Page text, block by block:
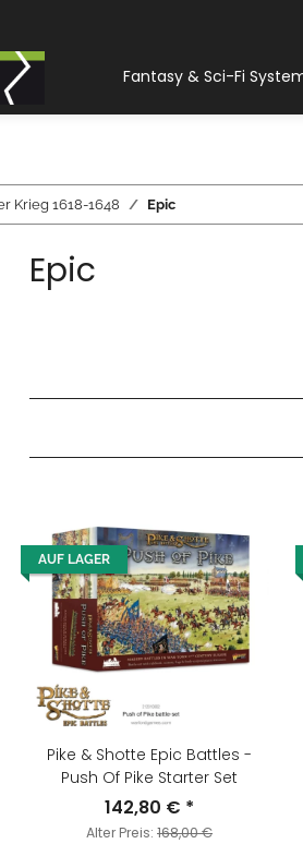
Fantasy & Sci-Fi
Krieg 1618-1648 Epic
Epic
AUF LAGER
Pike & Shotte Epic Battles -
Push Of Pike Starter Set
142,80 € *
Alter Preis: 168,00 €